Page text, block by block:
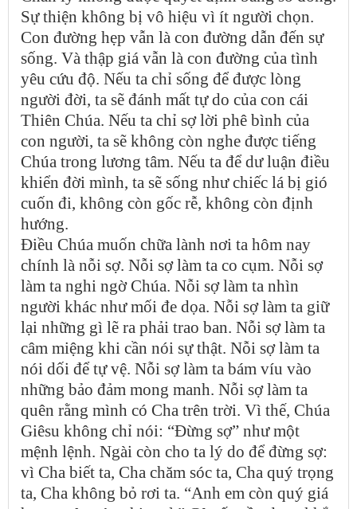
Sự thiện không bị vô hiệu vì ít người chọn.
Con đường hẹp vẫn là con đường dẫn đến sự
sống. Và thập giá vẫn là con đường của tình
yêu cứu độ. Nếu ta chỉ sống để được lòng
người đời, ta sẽ đánh mất tự do của con cái
Thiên Chúa. Nếu ta chỉ sợ lời phê bình của
con người, ta sẽ không còn nghe được tiếng
Chúa trong lương tâm. Nếu ta để dư luận điều
khiển đời mình, ta sẽ sống như chiếc lá bị gió
cuốn đi, không còn gốc rễ, không còn định
hướng.
Điều Chúa muốn chữa lành nơi ta hôm nay
chính là nỗi sợ. Nỗi sợ làm ta co cụm. Nỗi sợ
làm ta nghi ngờ Chúa. Nỗi sợ làm ta nhìn
người khác như mối đe dọa. Nỗi sợ làm ta giữ
lại những gì lẽ ra phải trao ban. Nỗi sợ làm ta
câm miệng khi cần nói sự thật. Nỗi sợ làm ta
nói dối để tự vệ. Nỗi sợ làm ta bám víu vào
những bảo đảm mong manh. Nỗi sợ làm ta
quên rằng mình có Cha trên trời. Vì thế, Chúa
Giêsu không chỉ nói: “Đừng sợ” như một
mệnh lệnh. Ngài còn cho ta lý do để đừng sợ:
vì Cha biết ta, Cha chăm sóc ta, Cha quý trọng
ta, Cha không bỏ rơi ta. “Anh em còn quý giá